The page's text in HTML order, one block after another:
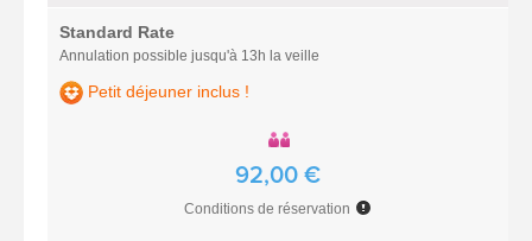
Standard Rate
Annulation possible jusqu'à 13h la veille
Petit déjeuner inclus !
92,00 €
Conditions de réservation